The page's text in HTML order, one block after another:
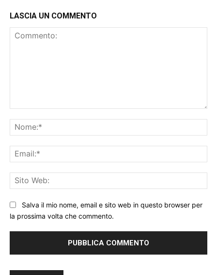
LASCIA UN COMMENTO
Salva il mio nome, email e sito web in questo browser per
la prossima volta che commento.